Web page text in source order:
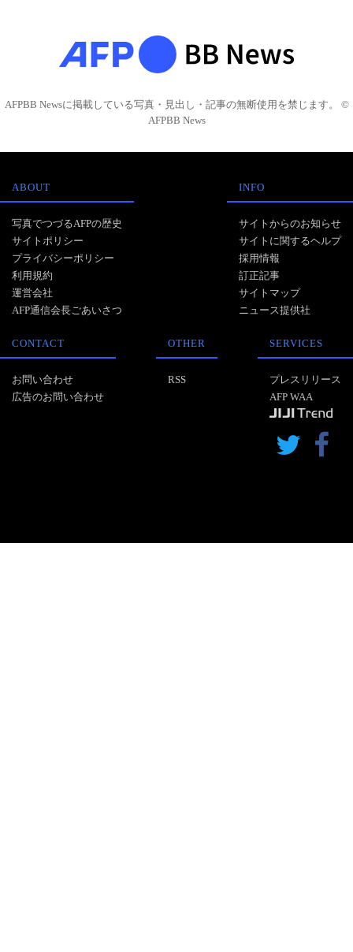
AFPBB Newsに掲載している写真・見出し・記事の無断使用を禁じます。 ©
AFPBB News
ABOUT
写真でつづるAFPの歴史
サイトポリシー
プライバシーポリシー
利用規約
運営会社
AFP通信会長ごあいさつ
INFO
サイトからのお知らせ
サイトに関するヘルプ
採用情報
訂正記事
サイトマップ
ニュース提供社
CONTACT
お問い合わせ
広告のお問い合わせ
OTHER
RSS
SERVICES
プレスリリース
AFP WAA